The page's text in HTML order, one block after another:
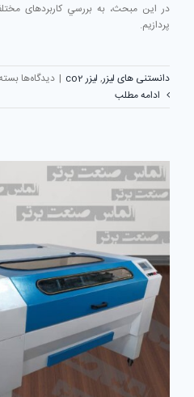
پردازيم.
دانستنی های لیزر, لیزر co2 | دیدگاه‌ها برای
لیزر
آن
ادامه مطلب